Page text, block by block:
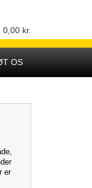
0,00 kr.
OS
er